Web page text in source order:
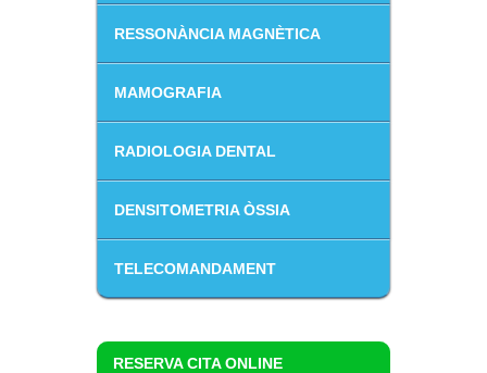
RESSONÀNCIA MAGNÈTICA
MAMOGRAFIA
RADIOLOGIA DENTAL
DENSITOMETRIA ÒSSIA
TELECOMANDAMENT
RESERVA CITA ONLINE